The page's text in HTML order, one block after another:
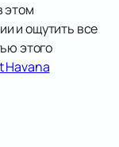
этом
и ощутить все
этого
Havana